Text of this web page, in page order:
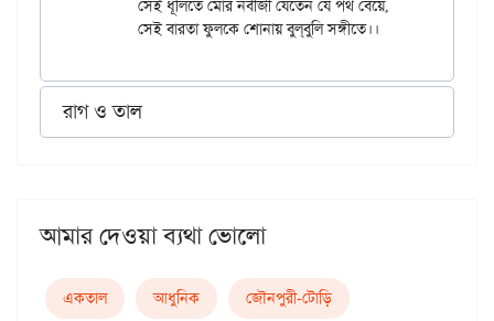
রাগ ও তাল
আমার দেওয়া ব্যথা ভোলো
একতাল আধুনিক জৌনপুরী-টোড়ি